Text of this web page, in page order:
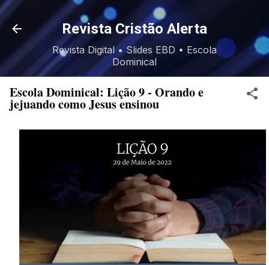
Pular para o conteúdo principal
Revista Cristão Alerta
Revista Digital • Slides EBD • Escola
Dominical
Escola Dominical: Lição 9 - Orando e
jejuando como Jesus ensinou